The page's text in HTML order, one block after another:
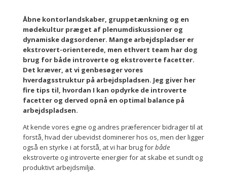
Åbne kontorlandskaber, gruppetænkning og en
mødekultur præget af plenumdiskussioner og
dynamiske dagsordener. Mange arbejdspladser er
ekstrovert-orienterede, men ethvert team har dog
brug for både introverte og ekstroverte facetter.
Det kræver, at vi genbesøger vores
hverdagsstruktur på arbejdspladsen. Jeg giver her
fire tips til, hvordan I kan opdyrke de introverte
facetter og derved opnå en optimal balance på
arbejdspladsen.
At kende vores egne og andres præferencer bidrager til at
forstå, hvad der ubevidst dominerer hos os, men der ligger
også en styrke i at forstå, at vi har brug forbåde
ekstroverte og introverte energier for at skabe et sundt og
produktivt arbejdsmiljø.